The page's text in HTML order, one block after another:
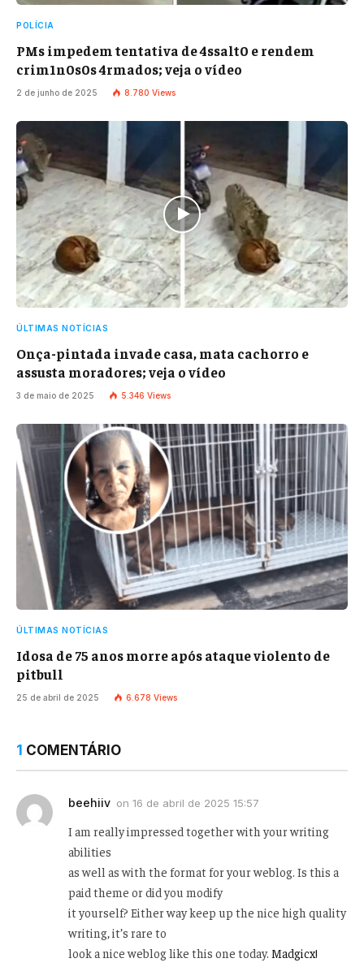
POLÍCIA
PMs impedem tentativa de 4ssalt0 e rendem
crim1n0s0s 4rmados; veja o vídeo
2 de junho de 2025 8.780 Views
ÚLTIMAS NOTÍCIAS
Onça-pintada invade casa, mata cachorro e
assusta moradores; veja o vídeo
3 de maio de 2025 5.346 Views
ÚLTIMAS NOTÍCIAS
Idosa de 75 anos morre após ataque violento de
pitbull
25 de abril de 2025 6.678 Views
1 COMENTÁRIO
beehiiv on 16 de abril de 2025 15:57
I am really impressed together with your writing
abilities
as well as with the format for your weblog. Is this a
paid theme or did you modify
it yourself? Either way keep up the nice high quality
writing, it’s rare to
look a nice weblog like this one today. Madgicx!